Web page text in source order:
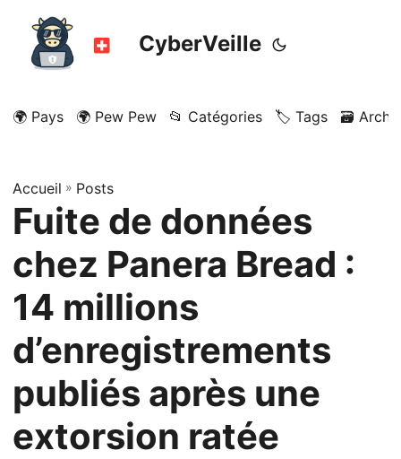
CyberVeille
🌍 Pays 🌍 Pew Pew 📂 Catégories 🏷️ Tags 🗃️
Accueil » Posts
Fuite de données
chez Panera Bread :
14 millions
d’enregistrements
publiés après une
extorsion ratée